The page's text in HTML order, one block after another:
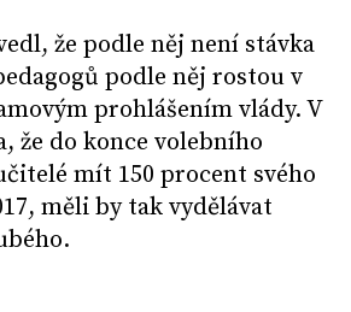
že podle něj není stávka
podle něj rostou v
prohlášením vlády. V
že do konce volebního
mít 150 procent svého
měli by tak vydělávat